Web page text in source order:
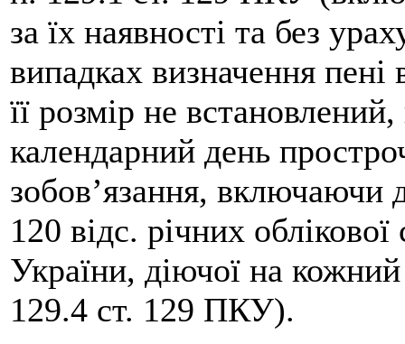
за їх наявності та без
випадках визначення
її розмір не
календарний день
зобов’язання, включаючи
120 відс. річних
України, діючої на
129.4 ст. 129 ПКУ).